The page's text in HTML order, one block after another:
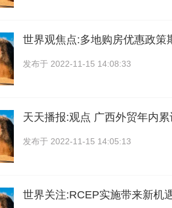
世界观焦点:多地购房优惠政策
发布于 2022-11-15 14:08:33
天天播报:观点 广西外贸年内
发布于 2022-11-15 14:05:13
世界关注:RCEP实施带来新机